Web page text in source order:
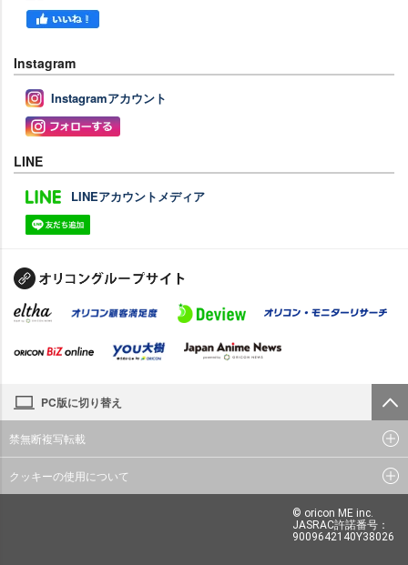
Instagram
Instagramアカウント
LINE
LINEアカウントメディア
PC版に切り替え
禁無断複写転載
クッキーの使用について
© oricon ME inc.
JASRAC許諾番号：
9009642140Y38026